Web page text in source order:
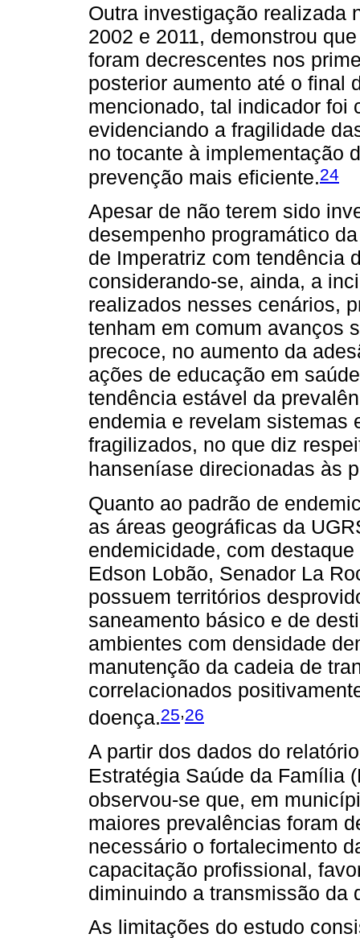
Outra investigação realizada
2002 e 2011, demonstrou
foram decrescentes nos
posterior aumento até o final
mencionado, tal indicador foi
evidenciando a fragilidade
no tocante à implementação
prevenção mais eficiente.24
Apesar de não terem sido
desempenho programático
de Imperatriz com tendência
considerando-se, ainda, a
realizados nesses cenários,
tenham em comum avanços
precoce, no aumento da
ações de educação em
tendência estável da
endemia e revelam sistemas
fragilizados, no que diz
hanseníase direcionadas às
Quanto ao padrão de
as áreas geográficas da
endemicidade, com
Edson Lobão, Senador La
possuem territórios
saneamento básico e de
ambientes com densidade
manutenção da cadeia de
correlacionados
doença.25,26
A partir dos dados do
Estratégia Saúde da Família
observou-se que, em
maiores prevalências foram
necessário o fortalecimento
capacitação profissional,
diminuindo a transmissão da
As limitações do estudo